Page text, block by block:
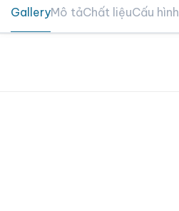
GalleryMô tảChất liệuCấu hình